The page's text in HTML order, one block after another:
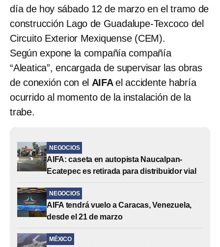
día de hoy sábado 12 de marzo en el tramo de
construcción Lago de Guadalupe-Texcoco del
Circuito Exterior Mexiquense (CEM).
Según expone la compañía compañía
“Aleatica”, encargada de supervisar las obras
de conexión con el AIFAel accidente habría
ocurrido al momento de la instalación de la
trabe.
NEGOCIOS
AIFA: caseta en autopista Naucalpan-
Ecatepec es retirada para distribuidor vial
NEGOCIOS
AIFA tendrá vuelo a Caracas, Venezuela,
desde el 21 de marzo
MÉXICO